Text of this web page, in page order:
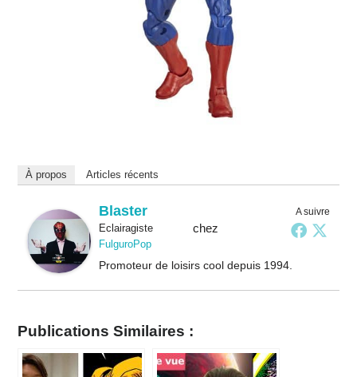
À propos Articles récents
A suivre
Blaster
Eclairagistechez
FulguroPop
Promoteur de loisirs cool depuis 1994.
Publications Similaires :